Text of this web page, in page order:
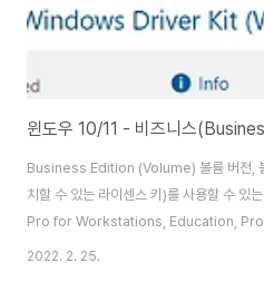
Business Edition (Volume) 볼륨 버전,
치할 수 있는 라이센스 키)를 사용할 수
Pro for Workstations, Education,
Consumer Editions (Retail) 리테일 버전,
2022. 2. 25.